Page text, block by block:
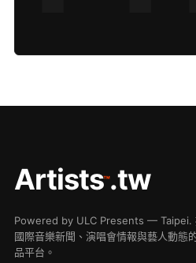
Artists™.tw
Powered by ULC Presents — Taipei.
國際音樂新聞、演唱會情報與藝人動態
品平台。